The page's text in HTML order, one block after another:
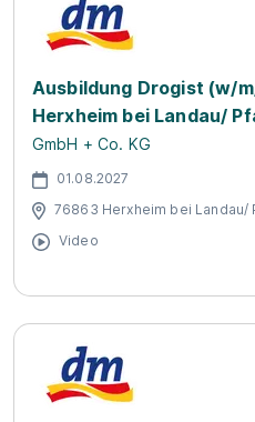
Ausbildung Drogist (w/
Herxheim bei Landau/
GmbH + Co. KG
01.08.2027
76863 Herxheim bei Landau/
Video